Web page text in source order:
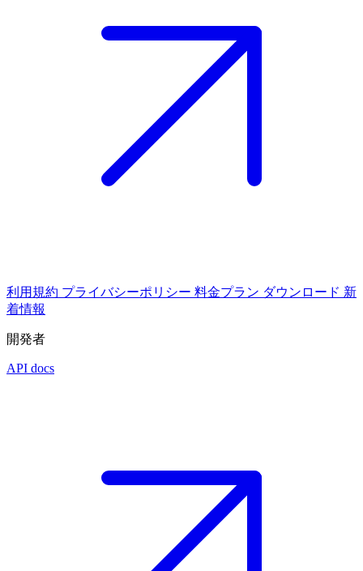
利用規約 プライバシーポリシー 料金プラン ダウンロード 新
着情報
開発者
API docs